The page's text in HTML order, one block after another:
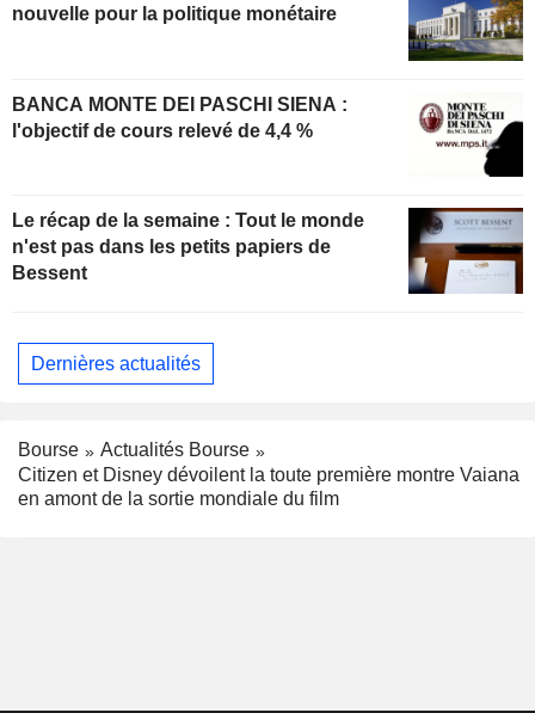
nouvelle pour la politique monétaire
BANCA MONTE DEI PASCHI SIENA :
l'objectif de cours relevé de 4,4 %
Le récap de la semaine : Tout le monde
n'est pas dans les petits papiers de
Bessent
Dernières actualités
Bourse
Actualités Bourse
Citizen et Disney dévoilent la toute première montre Vaiana
en amont de la sortie mondiale du film